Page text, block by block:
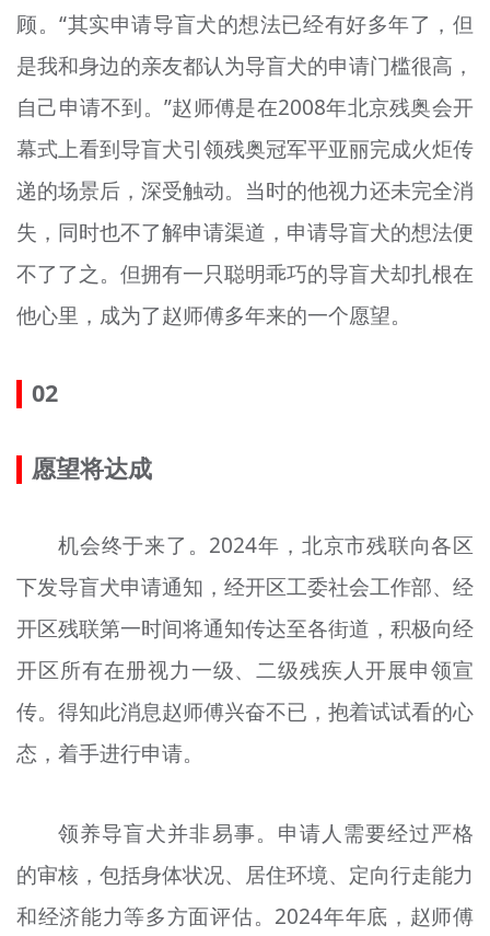
顾。“其实申请导盲犬的想法已经有好多年了，但
是我和身边的亲友都认为导盲犬的申请门槛很高，
自己申请不到。”赵师傅是在2008年北京残奥会开
幕式上看到导盲犬引领残奥冠军平亚丽完成火炬传
递的场景后，深受触动。当时的他视力还未完全消
失，同时也不了解申请渠道，申请导盲犬的想法便
不了了之。但拥有一只聪明乖巧的导盲犬却扎根在
他心里，成为了赵师傅多年来的一个愿望。
02
愿望将达成
机会终于来了。2024年，北京市残联向各区
下发导盲犬申请通知，经开区工委社会工作部、经
开区残联第一时间将通知传达至各街道，积极向经
开区所有在册视力一级、二级残疾人开展申领宣
传。得知此消息赵师傅兴奋不已，抱着试试看的心
态，着手进行申请。
领养导盲犬并非易事。申请人需要经过严格
的审核，包括身体状况、居住环境、定向行走能力
和经济能力等多方面评估。2024年年底，赵师傅